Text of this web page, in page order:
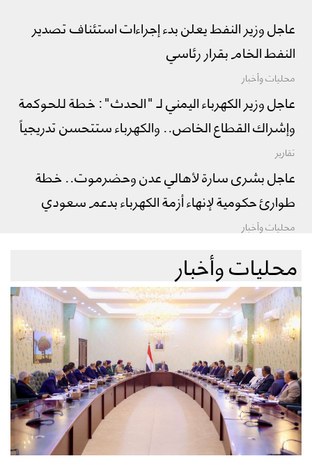
عاجل وزير النفط يعلن بدء إجراءات استئناف تصدير
النفط الخام بقرار رئاسي
محليات وأخبار
عاجل وزير الكهرباء اليمني لـ "الحدث": خطة للحوكمة
وإشراك القطاع الخاص.. والكهرباء ستتحسن تدريجياً
تقارير
عاجل بشرى سارة لأهالي عدن وحضرموت.. خطة
طوارئ حكومية لإنهاء أزمة الكهرباء بدعم سعودي
محليات وأخبار
محليات وأخبار